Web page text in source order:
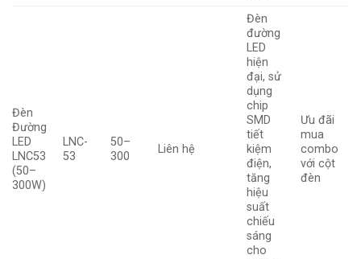
Đèn
Đường
LED
LNC53
(50–
300W)
LNC-
53
50–
300
Liên hệ
Đèn
đường
LED
hiện
đại, sử
dụng
chip
SMD
tiết
kiệm
điện,
tăng
hiệu
suất
chiếu
sáng
cho
Ưu đãi
mua
combo
với cột
đèn